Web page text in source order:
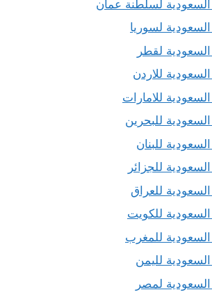
لسلطنة عمان
لسوريا
لقطر
للاردن
للامارات
للبحرين
للبنان
للجزائر
للعراق
للكويت
للمغرب
لليمن
لمصر